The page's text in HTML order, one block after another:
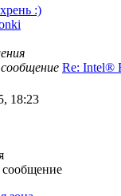
:)
Re: Intel®
18:23